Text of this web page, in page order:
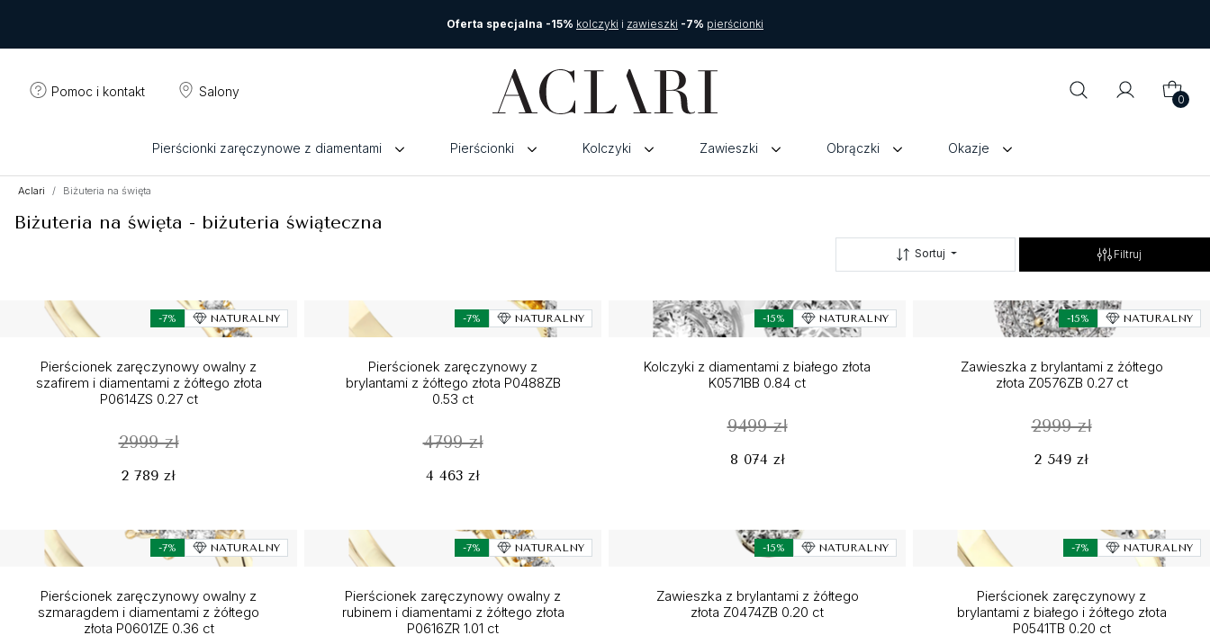
Oferta specjalna -15% kolczyki i zawieszki -7% pierścionki
Pomoc i kontakt Salony
0
Pierścionki zaręczynowe z diamentami Pierścionki Kolczyki Zawieszki Obrączki Okazje
Aclari Biżuteria na święta
Biżuteria na święta - biżuteria świąteczna
Sortuj Filtruj
-7% NATURALNY
Pierścionek zaręczynowy owalny z
szafirem i diamentami z żółtego złota
P0614ZS 0.27 ct
2999 zł
2 789 zł
-7% NATURALNY
Pierścionek zaręczynowy z
brylantami z żółtego złota P0488ZB
0.53 ct
4799 zł
4 463 zł
-15% NATURALNY
Kolczyki z diamentami z białego złota
K0571BB 0.84 ct
9499 zł
8 074 zł
-15% NATURALNY
Zawieszka z brylantami z żółtego
złota Z0576ZB 0.27 ct
2999 zł
2 549 zł
-7% NATURALNY
Pierścionek zaręczynowy owalny z
szmaragdem i diamentami z żółtego
złota P0601ZE 0.36 ct
-7% NATURALNY
Pierścionek zaręczynowy owalny z
rubinem i diamentami z żółtego złota
P0616ZR 1.01 ct
-15% NATURALNY
Zawieszka z brylantami z żółtego
złota Z0474ZB 0.20 ct
-7% NATURALNY
Pierścionek zaręczynowy z
brylantami z białego i żółtego złota
P0541TB 0.20 ct